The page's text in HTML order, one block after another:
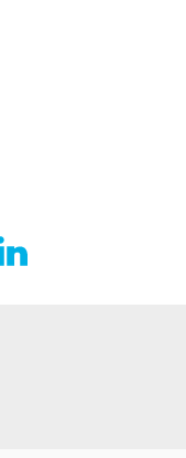
Link
Externer Link